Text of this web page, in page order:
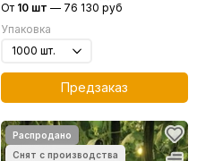
Сидс)
От 10 шт — 76 130 руб
Упаковка
Предзаказ